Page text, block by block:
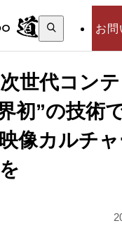
お問
検
索:
検索
世代コン
初”の技術
像カルチ